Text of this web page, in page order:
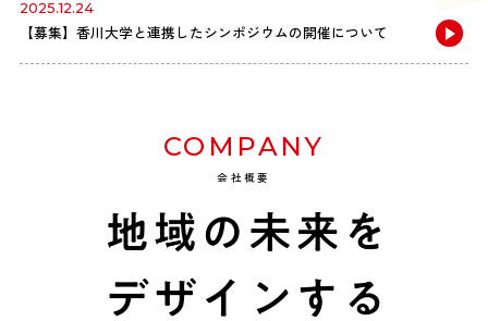
2025.12.24
【募集】香川大学と連携したシンポジウムの開催について
COMPANY
会社概要